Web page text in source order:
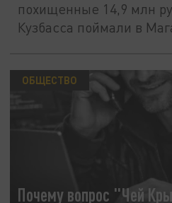
похищенные 14,9 млн
Кузбасса поймали в
Почему вопрос "Чей
ОБЩЕСТВО